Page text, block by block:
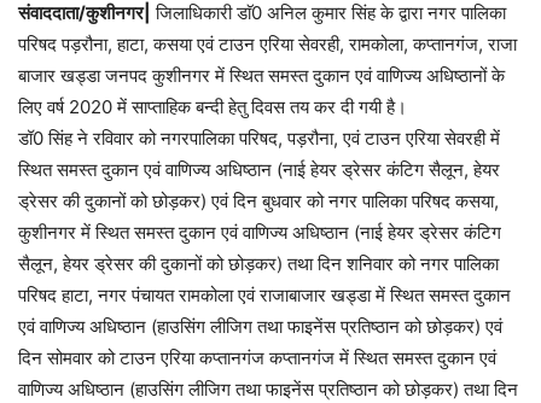
संवाददाता/कुशीनगर| जिलाधिकारी डाॅ0 अनिल कुमार सिंह के द्वारा नगर पालिका
परिषद पड़रौना, हाटा, कसया एवं टाउन एरिया सेवरही, रामकोला, कप्तानगंज, राजा
बाजार खड्डा जनपद कुशीनगर में स्थित समस्त दुकान एवं वाणिज्य अधिष्ठानों के
लिए वर्ष 2020 में साप्ताहिक बन्दी हेतु दिवस तय कर दी गयी है।
डॉ0 सिंह ने रविवार को नगरपालिका परिषद, पड़रौना, एवं टाउन एरिया सेवरही में
स्थित समस्त दुकान एवं वाणिज्य अधिष्ठान (नाई हेयर ड्रेसर कंटिग सैलून, हेयर
ड्रेसर की दुकानों को छोड़कर) एवं दिन बुधवार को नगर पालिका परिषद कसया,
कुशीनगर में स्थित समस्त दुकान एवं वाणिज्य अधिष्ठान (नाई हेयर ड्रेसर कंटिग
सैलून, हेयर ड्रेसर की दुकानों को छोड़कर) तथा दिन शनिवार को नगर पालिका
परिषद हाटा, नगर पंचायत रामकोला एवं राजाबाजार खड्डा में स्थित समस्त दुकान
एवं वाणिज्य अधिष्ठान (हाउसिंग लीजिग तथा फाइनेंस प्रतिष्ठान को छोड़कर) एवं
दिन सोमवार को टाउन एरिया कप्तानगंज कप्तानगंज में स्थित समस्त दुकान एवं
वाणिज्य अधिष्ठान (हाउसिंग लीजिग तथा फाइनेंस प्रतिष्ठान को छोड़कर) तथा दिन